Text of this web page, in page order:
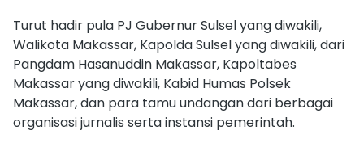
Turut hadir pula PJ Gubernur Sulsel yang diwakili,
Walikota Makassar, Kapolda Sulsel yang diwakili, dari
Pangdam Hasanuddin Makassar, Kapoltabes
Makassar yang diwakili, Kabid Humas Polsek
Makassar, dan para tamu undangan dari berbagai
organisasi jurnalis serta instansi pemerintah.